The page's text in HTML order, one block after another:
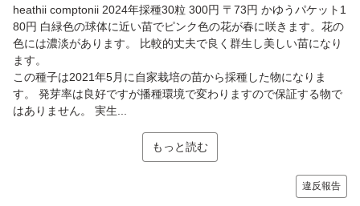
heathii comptonii 2024年採種30粒 300円 〒73円 かゆうパケット1
80円 白緑色の球体に近い苗でピンク色の花が春に咲きます。花の
色には濃淡があります。 比較的丈夫で良く群生し美しい苗になり
ます。
この種子は2021年5月に自家栽培の苗から採種した物になりま
す。 発芽率は良好ですが播種環境で変わりますので保証する物で
はありません。 実生...
もっと読む
違反報告